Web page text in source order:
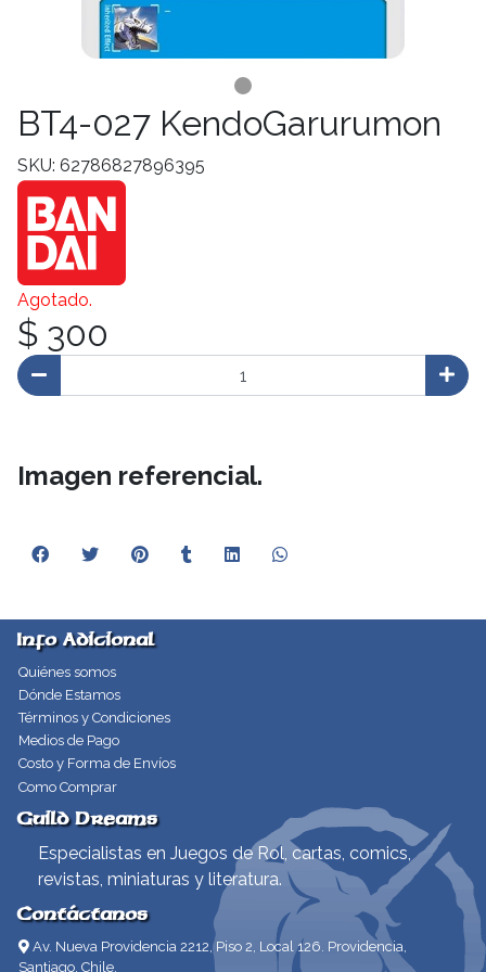
BT4-027 KendoGarurumon
SKU: 62786827896395
Agotado.
$ 300
Imagen referencial.
Info Adicional
Quiénes somos
Dónde Estamos
Términos y Condiciones
Medios de Pago
Costo y Forma de Envíos
Como Comprar
Guild Dreams
Especialistas en Juegos de Rol, cartas, comics,
revistas, miniaturas y literatura.
Contáctanos
Av. Nueva Providencia 2212, Piso 2, Local 126. Providencia,
Santiago, Chile.